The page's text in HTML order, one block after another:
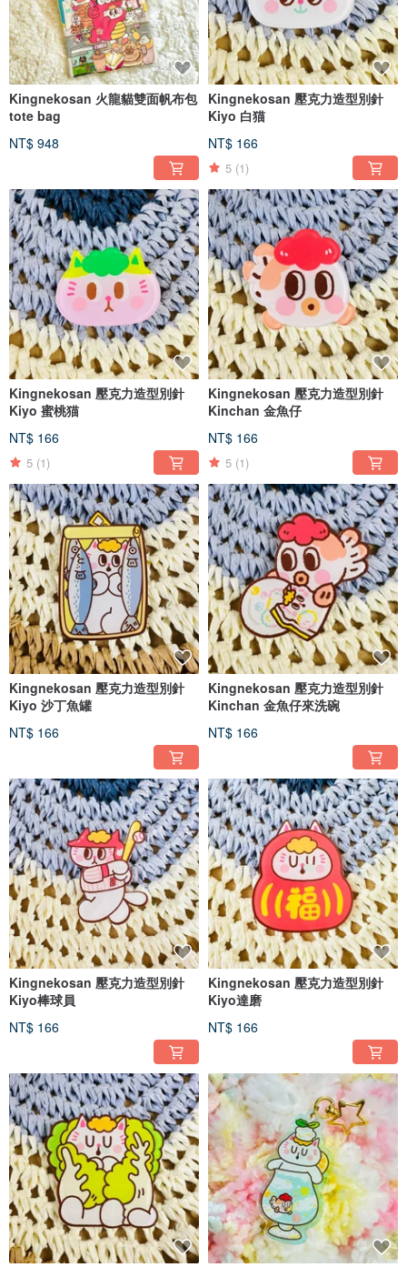
Kingnekosan 火龍貓雙面帆布包
tote bag
NT$ 948
Kingnekosan 壓克力造型別針
Kiyo 白猫
NT$ 166
5 (1)
Kingnekosan 壓克力造型別針
Kiyo 蜜桃猫
NT$ 166
5 (1)
Kingnekosan 壓克力造型別針
Kinchan 金魚仔
NT$ 166
5 (1)
Kingnekosan 壓克力造型別針
Kiyo 沙丁魚罐
NT$ 166
Kingnekosan 壓克力造型別針
Kinchan 金魚仔來洗碗
NT$ 166
Kingnekosan 壓克力造型別針
Kiyo棒球員
NT$ 166
Kingnekosan 壓克力造型別針
Kiyo達磨
NT$ 166